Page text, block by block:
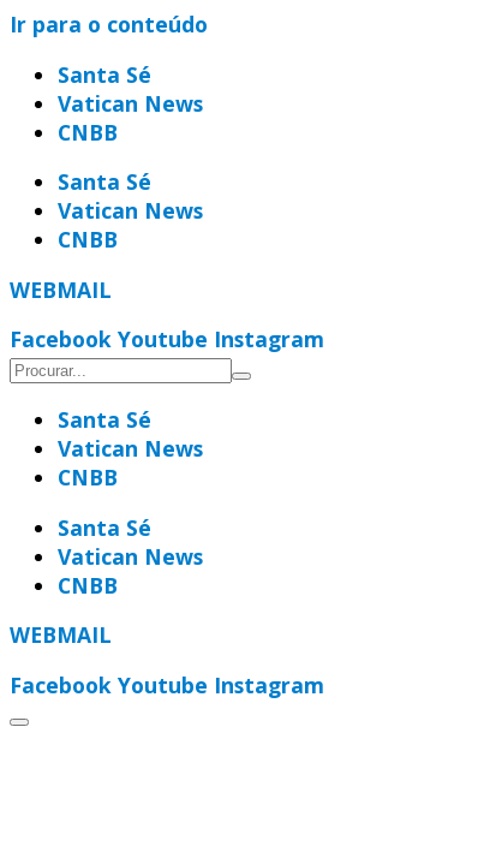
Ir para o conteúdo
Santa Sé
Vatican News
CNBB
Santa Sé
Vatican News
CNBB
WEBMAIL
Facebook Youtube Instagram
Santa Sé
Vatican News
CNBB
Santa Sé
Vatican News
CNBB
WEBMAIL
Facebook Youtube Instagram